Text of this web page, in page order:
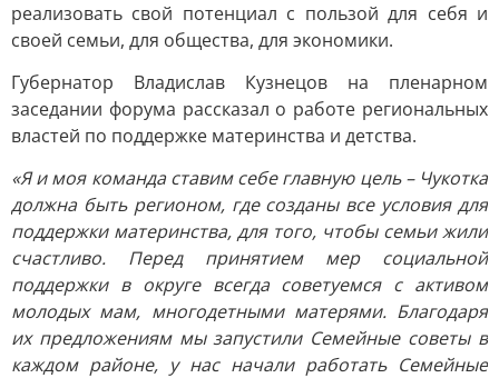
реализовать свой потенциал с пользой для себя и
своей семьи, для общества, для экономики.
Губернатор Владислав Кузнецов на пленарном
заседании форума рассказал о работе региональных
властей по поддержке материнства и детства.
«Я и моя команда ставим себе главную цель – Чукотка
должна быть регионом, где созданы все условия для
поддержки материнства, для того, чтобы семьи жили
счастливо. Перед принятием мер социальной
поддержки в округе всегда советуемся с активом
молодых мам, многодетными матерями. Благодаря
их предложениям мы запустили Семейные советы в
каждом районе, у нас начали работать Семейные